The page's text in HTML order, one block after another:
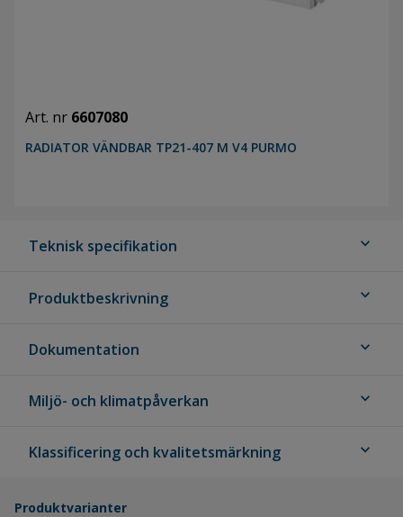
Art. nr 6607080
RADIATOR VÄNDBAR TP21-407 M V4 PURMO
Teknisk specifikation expand_more
Produktbeskrivning expand_more
Dokumentation expand_more
Miljö- och klimatpåverkan expand_more
Klassificering och kvalitetsmärkning expand_more
Produktvarianter